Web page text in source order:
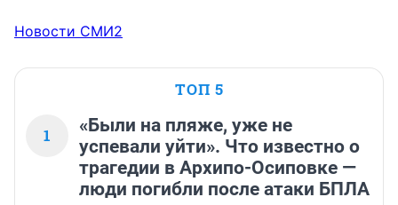
Новости СМИ2
ТОП 5
1
«Были на пляже, уже не
успевали уйти». Что известно о
трагедии в Архипо-Осиповке —
люди погибли после атаки БПЛА